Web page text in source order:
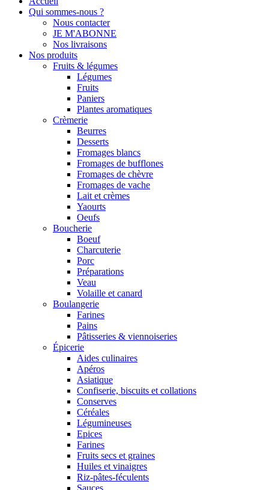
Qui sommes-nous ?
Nous contacter
JE M'ABONNE
Nos livraisons
Nos produits
Fruits & légumes
Légumes
Fruits
Paniers
Plantes aromatiques
Crèmerie
Beurres
Desserts
Fromages blancs
Fromages de bufflones
Fromages de chèvre
Fromages de vache
Lait et crèmes
Yaourts
Oeufs
Boucherie
Boeuf
Charcuterie
Porc
Préparations
Veau
Volaille et canard
Boulangerie
Farines
Pains
Pâtisseries & viennoiseries
Épicerie
Aides culinaires
Apéros
Asiatique
Confiserie, biscuits et collations
Conserves
Céréales
Légumineuses
Epices
Farines
Fruits secs et graines
Huiles et vinaigres
Riz-pâtes-féculents
Sauces